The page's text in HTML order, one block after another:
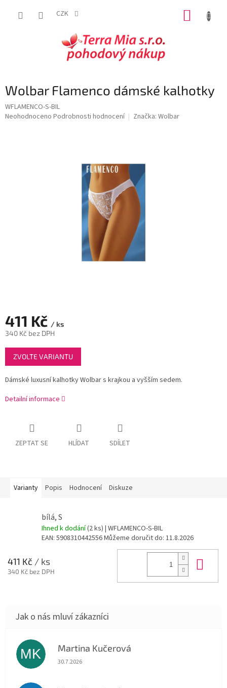
CZK
Wolbar Flamenco dámské kalhotky
WFLAMENCO-S-BIL
Průměrné
Neohodnoceno Podrobnosti hodnocení Značka: Wolbar
411 Kč / ks
340 Kč bez DPH
Měrná
cena:
ZVOLTE VARIANTU
Dámské luxusní kalhotky Wolbar s krajkou a vyšším sedem.
Detailní informace
ZEPTAT SE HLÍDAT SDÍLET
Varianty Popis Hodnocení Diskuze
bílá, S
Ihned k dodání(2 ks) | WFLAMENCO-S-BIL
EAN: 5908310442556Můžeme doručit do: 11.8.2026
411 Kč / ks
340 Kč bez DPH
MK Martina Kučerová
Hodnocení obchodu je 5 z 5 hvězdiček.
30.7.2026